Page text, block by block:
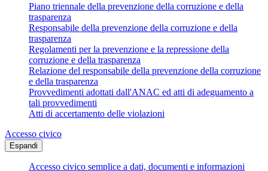
Piano triennale della prevenzione della corruzione e della
trasparenza
Responsabile della prevenzione della corruzione e della
trasparenza
Regolamenti per la prevenzione e la repressione della
corruzione e della trasparenza
Relazione del responsabile della prevenzione della corruzione
e della trasparenza
Provvedimenti adottati dall'ANAC ed atti di adeguamento a
tali provvedimenti
Atti di accertamento delle violazioni
Accesso civico
Espandi
Accesso civico semplice a dati, documenti e informazioni